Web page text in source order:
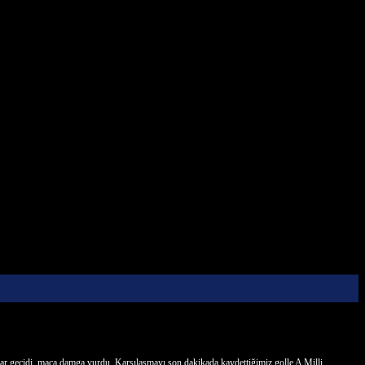
geçidi, maça damga vurdu. Karşılaşmayı son dakikada kaydettiğimiz golle A Milli